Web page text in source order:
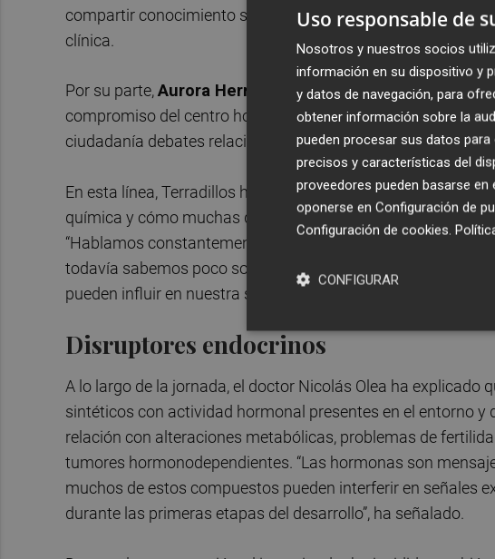
compartir conocimiento sobre cómo estas cuestiones
clínica.
Por su parte,Aurora Herráiz
, directora de
compromiso del centro hospitalario con la divulgación
ciudadanía debates relacionados con salud y
En esta línea, Terradillos ha contextualizado la creciente
química y cómo muchas de estas dudas nacen de
“Hablamos constantemente de alimentación saludable, de
todavía sabemos poco sobre algo tan cotidiano como los
pueden influir en nuestra salud”, ha señalado al inicio de la
Disruptores endocrinos
A lo largo de la jornada, el doctor Nicolás Olea ha
sintéticos con actividad hormonal presentes en el entorno
relación con alteraciones metabólicas, problemas de
tumores hormonodependientes. “Las hormonas son
muchos de estos compuestos pueden interferir en señales
durante las primeras etapas del desarrollo”, ha señalado.
Uso responsable de
Nosotros y nuestros socios
información en su dispositivo y
y datos de navegación, para
obtener información sobre la
pueden procesar sus datos
precisos y características del
proveedores pueden basarse
oponerse en Configuración de
Configuración de cookies.
CONFIGURAR